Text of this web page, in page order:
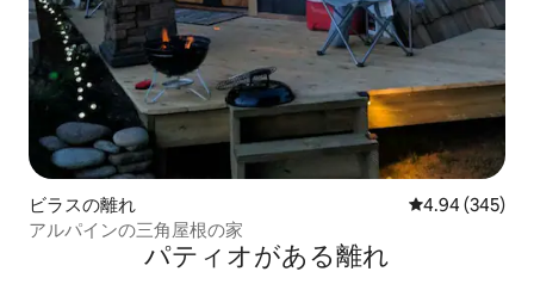
ビラスの離れ レビュー345
4.94 (345)
アルパインの三角屋根の家
パティオがある離れ